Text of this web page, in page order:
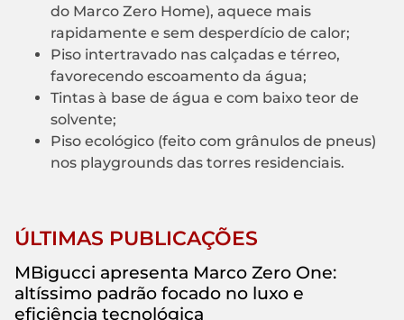
do Marco Zero Home), aquece mais
rapidamente e sem desperdício de calor;
Piso intertravado nas calçadas e térreo,
favorecendo escoamento da água;
Tintas à base de água e com baixo teor de
solvente;
Piso ecológico (feito com grânulos de pneus)
nos playgrounds das torres residenciais.
ÚLTIMAS PUBLICAÇÕES
MBigucci apresenta Marco Zero One:
altíssimo padrão focado no luxo e
eficiência tecnológica